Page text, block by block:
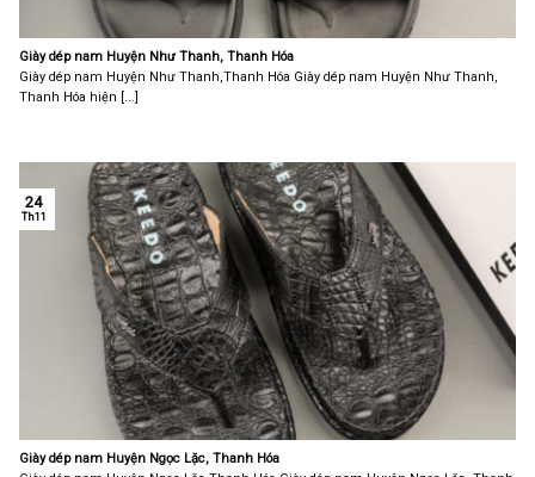
Giày dép nam Huyện Như Thanh, Thanh Hóa
Giày dép nam Huyện Như Thanh,Thanh Hóa Giày dép nam Huyện Như Thanh,
Thanh Hóa hiện [...]
Giày dép nam Huyện Ngọc Lặc, Thanh Hóa
24
Th11